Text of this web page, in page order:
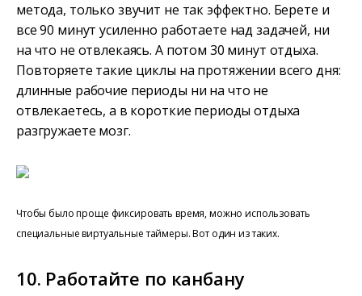
метода, только звучит не так эффектно. Берете и
все 90 минут усиленно работаете над задачей, ни
на что не отвлекаясь. А потом 30 минут отдыха.
Повторяете такие циклы на протяжении всего дня:
длинные рабочие периоды ни на что не
отвлекаетесь, а в короткие периоды отдыха
разгружаете мозг.
Чтобы было проще фиксировать время, можно использовать
специальные виртуальные таймеры. Вот один из таких.
10. Работайте по канбану